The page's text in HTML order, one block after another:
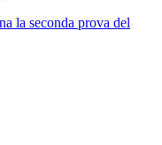
la seconda prova del